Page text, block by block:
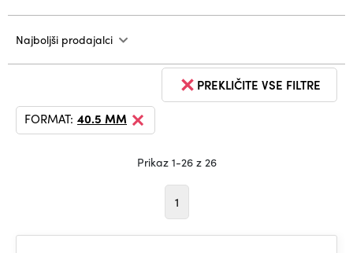
Najboljši prodajalci
PREKLIČITE VSE FILTRE
FORMAT: 40.5 MM
Prikaz 1-26 z 26
1